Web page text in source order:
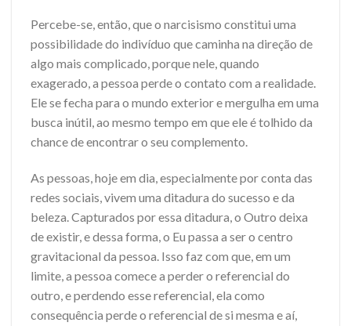
Percebe-se, então, que o narcisismo constitui uma
possibilidade do indivíduo que caminha na direção de
algo mais complicado, porque nele, quando
exagerado, a pessoa perde o contato com a realidade.
Ele se fecha para o mundo exterior e mergulha em uma
busca inútil, ao mesmo tempo em que ele é tolhido da
chance de encontrar o seu complemento.
As pessoas, hoje em dia, especialmente por conta das
redes sociais, vivem uma ditadura do sucesso e da
beleza. Capturados por essa ditadura, o Outro deixa
de existir, e dessa forma, o Eu passa a ser o centro
gravitacional da pessoa. Isso faz com que, em um
limite, a pessoa comece a perder o referencial do
outro, e perdendo esse referencial, ela como
consequência perde o referencial de si mesma e aí,